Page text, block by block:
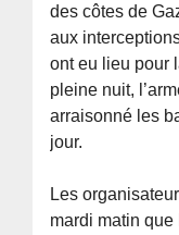
des côtes de
aux
ont eu lieu pour
pleine nuit,
arraisonné les
jour.
Les
mardi matin